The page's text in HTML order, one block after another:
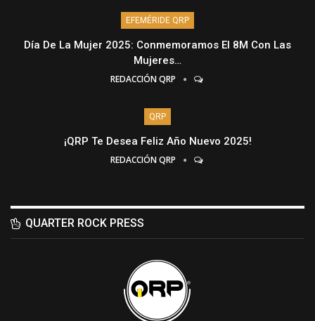
EFEMÉRIDE QRP
Día De La Mujer 2025: Conmemoramos El 8M Con Las
Mujeres…
REDACCIÓN QRP
QRP
¡QRP Te Desea Feliz Año Nuevo 2025!
REDACCIÓN QRP
QUARTER ROCK PRESS